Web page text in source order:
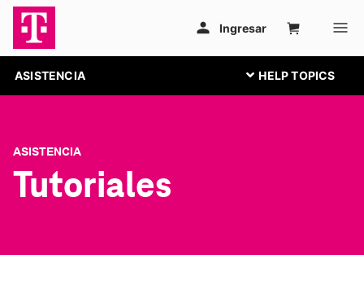
ASISTENCIA
ASISTENCIA
Tutoriales